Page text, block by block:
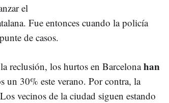
el
Fue entonces cuando la policía
de casos.
reclusión, los hurtos en Barcelonahan
un 30% este verano. Por contra, la
vecinos de la ciudad siguen estando